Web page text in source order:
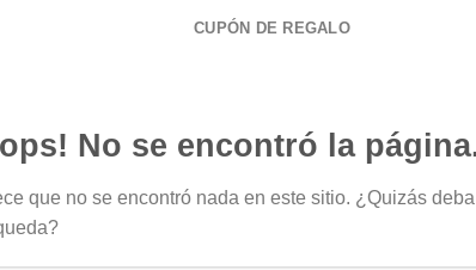
CUPÓN DE REGALO
No se encontró la
que no se encontró nada en este sitio. ¿Quizás